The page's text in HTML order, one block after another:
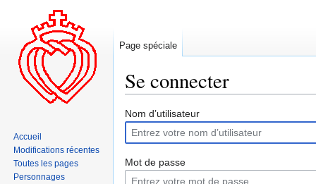
Se connecter
Aller
la
navigation
Aller
la
recherche
Nom d’utilisateur
Mot de passe
Page spéciale
Accueil
Modifications récentes
Toutes les pages
Personnages